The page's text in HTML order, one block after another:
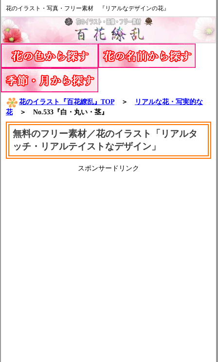
花のイラスト・写真・フリー素材 『リアルなデザインの花』
花のイラスト『百花繚乱』TOP ＞
リアルな花・写実的な
花＞ No.533『白・丸い・茎』
無料のフリー素材／花のイラスト「リアルタ
ッチ・リアルテイストなデザイン」
スポンサードリンク